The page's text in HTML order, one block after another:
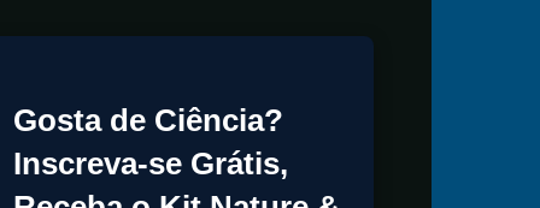
Gosta de Ciência?
Inscreva-se Grátis,